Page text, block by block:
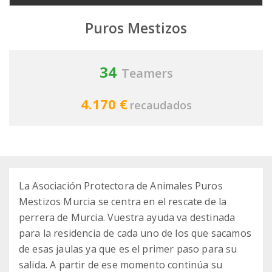
Puros Mestizos
34 Teamers
4.170 € recaudados
La Asociación Protectora de Animales Puros
Mestizos Murcia se centra en el rescate de la
perrera de Murcia. Vuestra ayuda va destinada
para la residencia de cada uno de los que sacamos
de esas jaulas ya que es el primer paso para su
salida. A partir de ese momento continúa su